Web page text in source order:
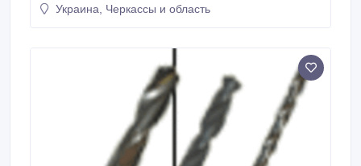
Украина, Черкассы и область